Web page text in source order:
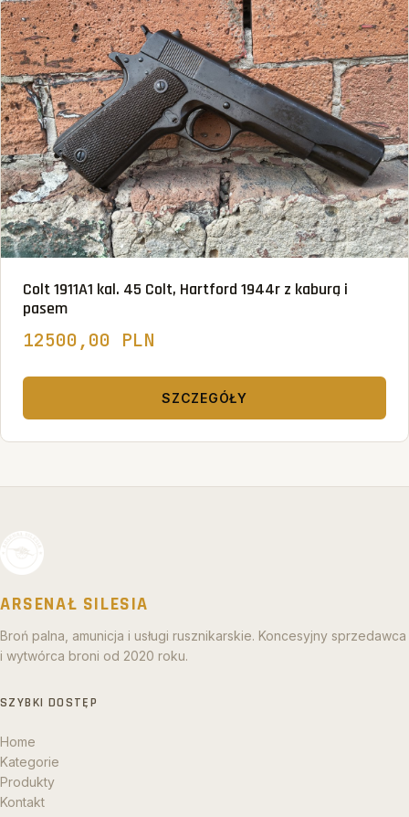
Colt 1911A1 kal. 45 Colt, Hartford 1944r z kaburą i
pasem
12500,00 PLN
SZCZEGÓŁY
ARSENAŁ SILESIA
Broń palna, amunicja i usługi rusznikarskie. Koncesyjny sprzedawca
i wytwórca broni od 2020 roku.
SZYBKI DOSTĘP
Home
Kategorie
Produkty
Kontakt